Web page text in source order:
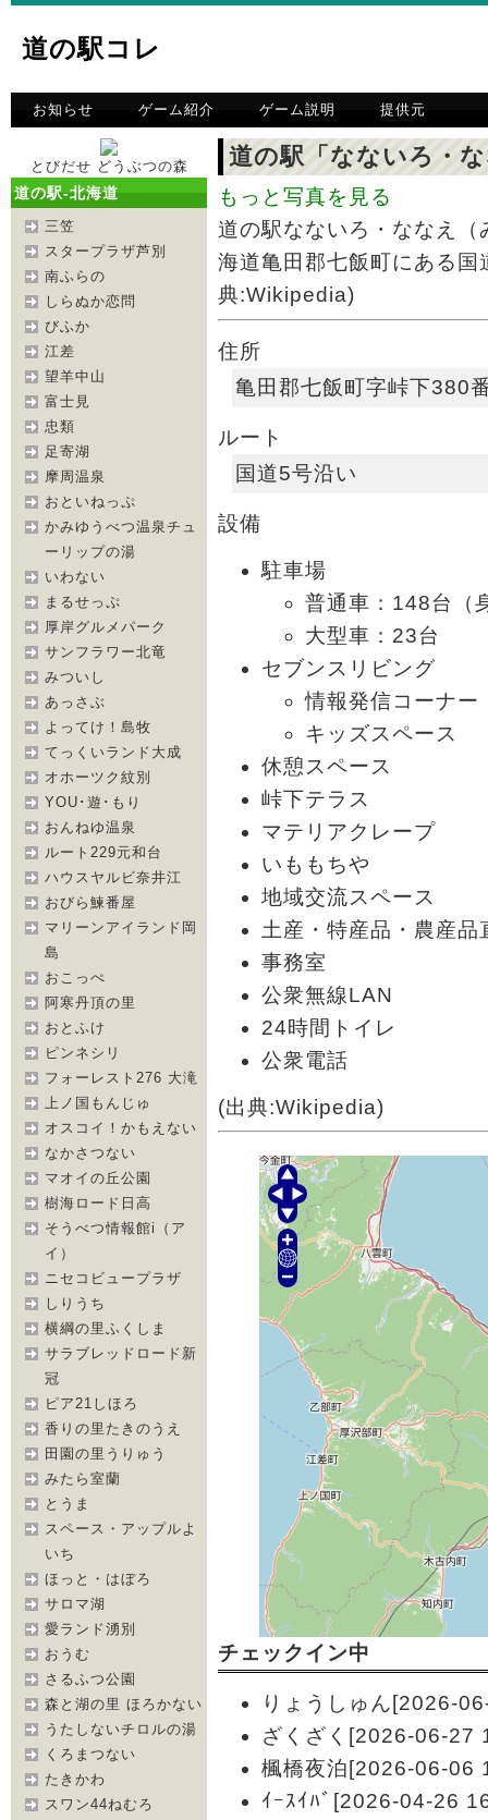
道の駅コレ
お知らせ ゲーム紹介 ゲーム説明 提供元
とびだせ どうぶつの森
道の駅-北海道
三笠
スタープラザ芦別
南ふらの
しらぬか恋問
びふか
江差
望羊中山
富士見
忠類
足寄湖
摩周温泉
おといねっぷ
かみゆうべつ温泉チュ
ーリップの湯
いわない
まるせっぷ
厚岸グルメパーク
サンフラワー北竜
みついし
あっさぶ
よってけ！島牧
てっくいランド大成
オホーツク紋別
YOU･遊･もり
おんねゆ温泉
ルート229元和台
ハウスヤルビ奈井江
おびら鰊番屋
マリーンアイランド岡
島
おこっぺ
阿寒丹頂の里
おとふけ
ピンネシリ
フォーレスト276 大滝
上ノ国もんじゅ
オスコイ！かもえない
なかさつない
マオイの丘公園
樹海ロード日高
そうべつ情報館i（ア
イ）
ニセコビュープラザ
しりうち
横綱の里ふくしま
サラブレッドロード新
冠
ピア21しほろ
香りの里たきのうえ
田園の里うりゅう
みたら室蘭
とうま
スペース・アップルよ
いち
ほっと・はぼろ
サロマ湖
愛ランド湧別
おうむ
さるふつ公園
森と湖の里 ほろかない
うたしないチロルの湯
くろまつない
たきかわ
スワン44ねむろ
道の駅「なないろ・
もっと写真を見る
道の駅なないろ・ななえ
海道亀田郡七飯町にある
典:Wikipedia)
住所
亀田郡七飯町字峠下380
ルート
国道5号沿い
設備
駐車場
普通車：148台（
大型車：23台
セブンスリビング
情報発信コーナー
キッズスペース
休憩スペース
峠下テラス
マテリアクレープ
いももちや
地域交流スペース
土産・特産品・農産品
事務室
公衆無線LAN
24時間トイレ
公衆電話
(出典:Wikipedia)
チェックイン中
りょうしゅん[2026-
ざくざく[2026-06-27
楓橋夜泊[2026-06-06
ｲｰｽｲﾊﾞ[2026-04-26